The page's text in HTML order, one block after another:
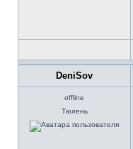
DeniSov
offline
Тюлень